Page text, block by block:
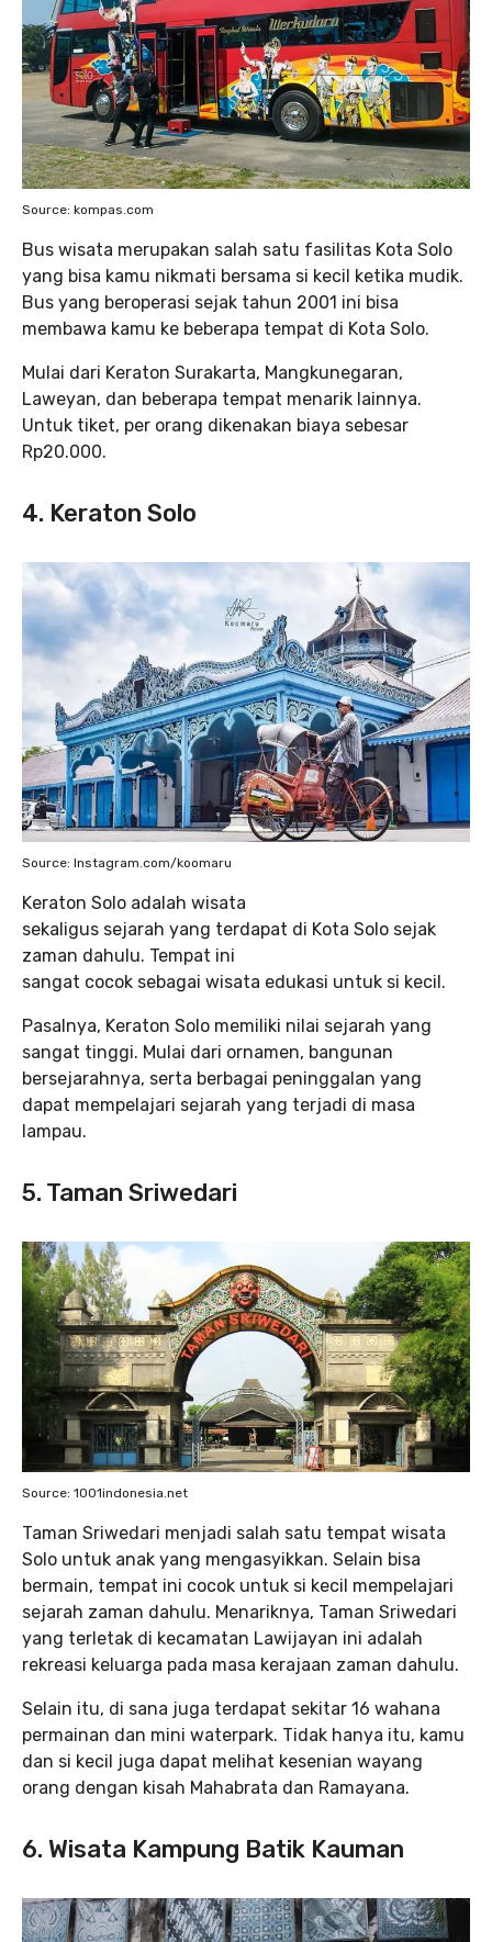
Source: kompas.com
Bus wisata merupakan salah satu fasilitas Kota Solo
yang bisa kamu nikmati bersama si kecil ketika mudik.
Bus yang beroperasi sejak tahun 2001 ini bisa
membawa kamu ke beberapa tempat di Kota Solo.
Mulai dari Keraton Surakarta, Mangkunegaran,
Laweyan, dan beberapa tempat menarik lainnya.
Untuk tiket, per orang dikenakan biaya sebesar
Rp20.000.
4. Keraton Solo
Source: Instagram.com/koomaru
Keraton Solo adalah wisata
sekaligus sejarah yang terdapat di Kota Solo sejak
zaman dahulu. Tempat ini
sangat cocok sebagai wisata edukasi untuk si kecil.
Pasalnya, Keraton Solo memiliki nilai sejarah yang
sangat tinggi. Mulai dari ornamen, bangunan
bersejarahnya, serta berbagai peninggalan yang
dapat mempelajari sejarah yang terjadi di masa
lampau.
5. Taman Sriwedari
Source: 1001indonesia.net
Taman Sriwedari menjadi salah satu tempat wisata
Solo untuk anak yang mengasyikkan. Selain bisa
bermain, tempat ini cocok untuk si kecil mempelajari
sejarah zaman dahulu. Menariknya, Taman Sriwedari
yang terletak di kecamatan Lawijayan ini adalah
rekreasi keluarga pada masa kerajaan zaman dahulu.
Selain itu, di sana juga terdapat sekitar 16 wahana
permainan dan mini waterpark. Tidak hanya itu, kamu
dan si kecil juga dapat melihat kesenian wayang
orang dengan kisah Mahabrata dan Ramayana.
6. Wisata Kampung Batik Kauman